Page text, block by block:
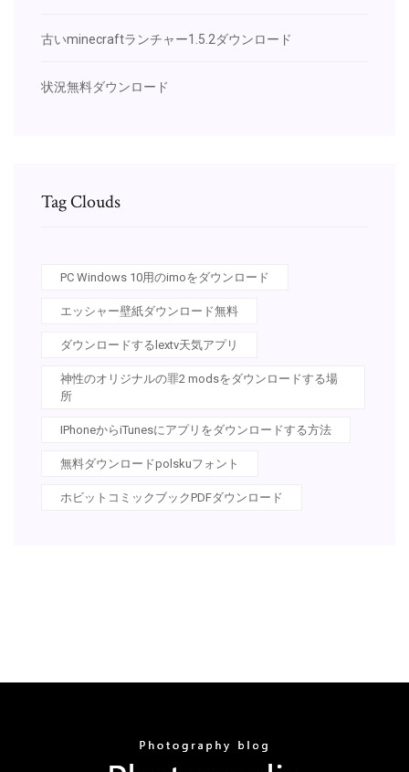
古いminecraftランチャー1.5.2ダウンロード
状況無料ダウンロード
Tag Clouds
PC Windows 10用のimoをダウンロード
エッシャー壁紙ダウンロード無料
ダウンロードするlextv天気アプリ
神性のオリジナルの罪2 modsをダウンロードする場
所
IPhoneからiTunesにアプリをダウンロードする方法
無料ダウンロードpolskuフォント
ホビットコミックブックPDFダウンロード